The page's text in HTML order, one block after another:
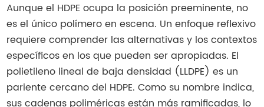
Aunque el HDPE ocupa la posición preeminente, no
es el único polímero en escena. Un enfoque reflexivo
requiere comprender las alternativas y los contextos
específicos en los que pueden ser apropiadas. El
polietileno lineal de baja densidad (LLDPE) es un
pariente cercano del HDPE. Como su nombre indica,
sus cadenas poliméricas están más ramificadas, lo